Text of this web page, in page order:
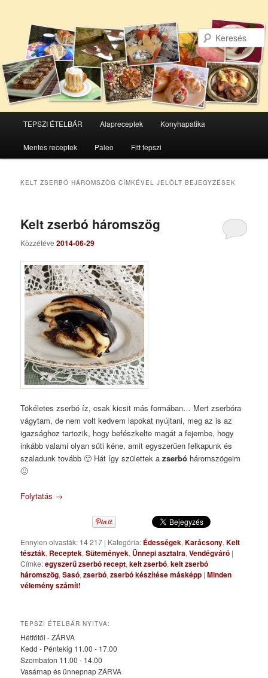
Tovább
az
elsődleges
Tovább
a
másodlagos
TEPSZI ÉTELBÁR Alapreceptek Konyhapatika
Mentes receptek Paleo Fitt tepszi
KELT ZSERBÓ HÁROMSZÖG CÍMKÉVEL JELÖLT BEJEGYZÉSEK
Kelt zserbó háromszög
Közzétéve2014-06-29
Tökéletes zserbó íz, csak kicsit más formában… Mert zserbóra
vágytam, de nem volt kedvem lapokat nyújtani, meg az is az
igazsághoz tartozik, hogy befészkelte magát a fejembe, hogy
inkább valami olyan süti kéne, amit egyszerűen felkapunk és
szaladunk tovább 🙂 Hát így születtek azserbó háromszögeim
🙂
Folytatás →
Ennyien olvasták: 14 217 | Kategória: Édességek,Karácsony,Kelt
tészták, Receptek,Sütemények, Ünnepi asztalra,Vendégváró |
Címke:egyszerű zserbó recept,kelt zserbó,kelt zserbó
háromszög,Sasó,zserbó,zserbó készítése másképp |Minden
vélemény számít!
TEPSZI ÉTELBÁR NYITVA:
Hétfőtől - ZÁRVA
Kedd - Péntekig 11.00 - 17.00
Szombaton 11.00 - 14.00
Vasárnap és ünnepnap ZÁRVA